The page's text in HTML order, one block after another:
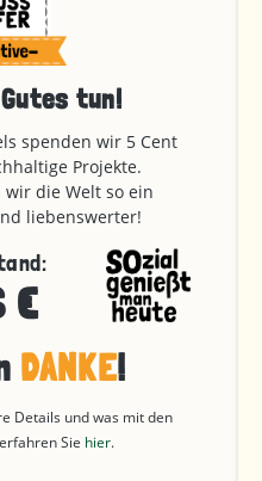
tun!
spenden wir 5 Cent
Projekte.
wir die Welt so ein
liebenswerter!
€
DANKE!
Details und was mit den
Sie hier.